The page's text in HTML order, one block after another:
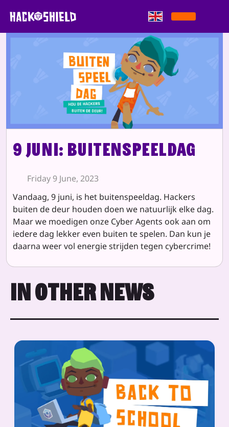
9 juni: Buitenspeeldag
Friday 9 June, 2023
Vandaag, 9 juni, is het buitenspeeldag. Hackers
buiten de deur houden doen we natuurlijk elke dag.
Maar we moedigen onze Cyber Agents ook aan om
iedere dag lekker even buiten te spelen. Dan kun je
daarna weer vol energie strijden tegen cybercrime!
IN OTHER NEWS